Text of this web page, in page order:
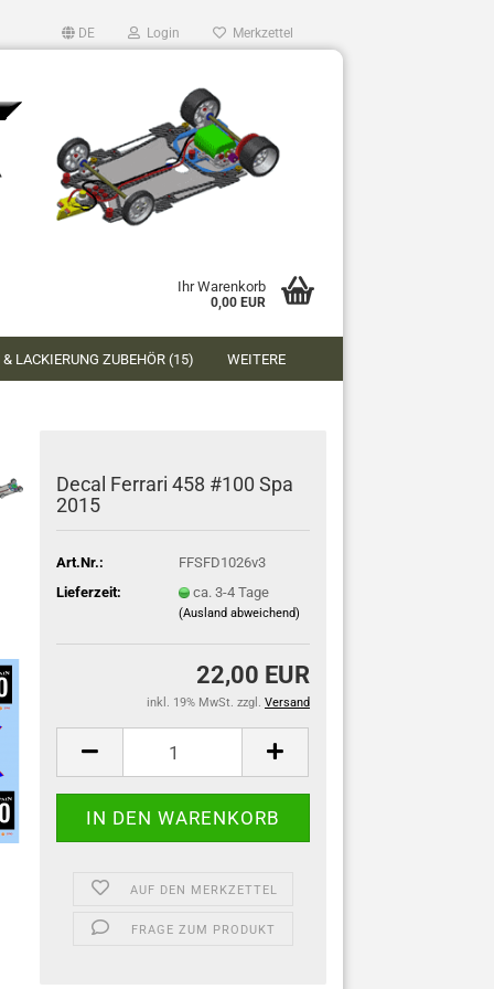
DE Login Merkzettel
Ihr Warenkorb
0,00 EUR
LACKIERUNG ZUBEHÖR (15) WEITERE
Decal Ferrari 458 #100 Spa
2015
Art.Nr.:
FFSFD1026v3
Lieferzeit:
ca. 3-4 Tage
(Ausland abweichend)
22,00 EUR
inkl. 19% MwSt. zzgl. Versand
AUF DEN MERKZETTEL
FRAGE ZUM PRODUKT